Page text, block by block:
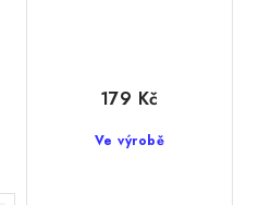
Ve výrobě
179 Kč